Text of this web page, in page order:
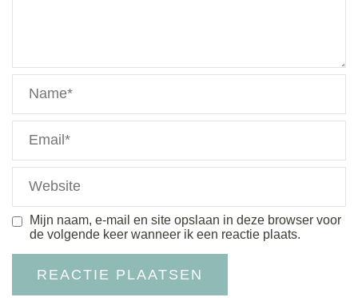
Mijn naam, e-mail en site opslaan in deze browser voor
de volgende keer wanneer ik een reactie plaats.